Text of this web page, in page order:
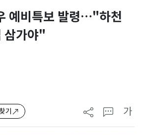
예비특보 발령…"하천
삼가야"
기 가